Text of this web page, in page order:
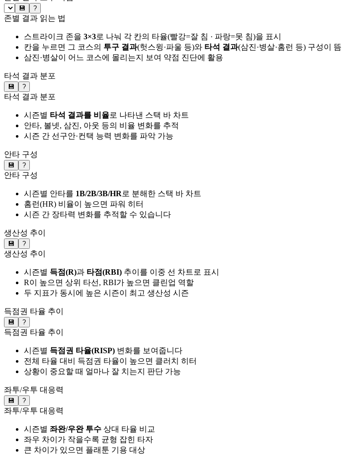
💾 ?
존별 결과 읽는 법
스트라이크 존을 3×3로 나눠 각 칸의 타율(빨강=잘 침 · 파랑=못 침)을 표시
칸을 누르면 그 코스의 투구 결과(헛스윙·파울 등)와 타석 결과(삼진·병살·홈런 등) 구성이 뜸
삼진·병살이 어느 코스에 몰리는지 보여 약점 진단에 활용
타석 결과 분포
💾 ?
타석 결과 분포
시즌별 타석 결과를 비율로 나타낸 스택 바 차트
안타, 볼넷, 삼진, 아웃 등의 비율 변화를 추적
시즌 간 선구안·컨택 능력 변화를 파악 가능
안타 구성
💾 ?
안타 구성
시즌별 안타를 1B/2B/3B/HR로 분해한 스택 바 차트
홈런(HR) 비율이 높으면 파워 히터
시즌 간 장타력 변화를 추적할 수 있습니다
생산성 추이
💾 ?
생산성 추이
시즌별 득점(R)과 타점(RBI) 추이를 이중 선 차트로 표시
R이 높으면 상위 타선, RBI가 높으면 클린업 역할
두 지표가 동시에 높은 시즌이 최고 생산성 시즌
득점권 타율 추이
💾 ?
득점권 타율 추이
시즌별 득점권 타율(RISP) 변화를 보여줍니다
전체 타율 대비 득점권 타율이 높으면 클러치 히터
상황이 중요할 때 얼마나 잘 치는지 판단 가능
좌투/우투 대응력
💾 ?
좌투/우투 대응력
시즌별 좌완/우완 투수 상대 타율 비교
좌우 차이가 작을수록 균형 잡힌 타자
큰 차이가 있으면 플래툰 기용 대상